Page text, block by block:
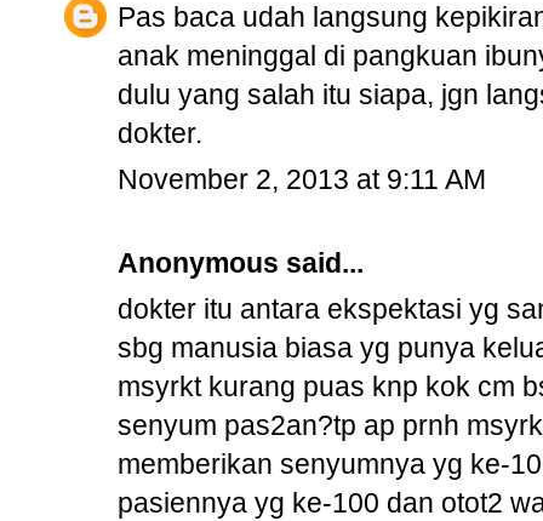
Pas baca udah langsung
anak meninggal di pangkuan
dulu yang salah itu siapa, jgn
dokter.
November 2, 2013 at 9:11 AM
Anonymous said...
dokter itu antara ekspektasi yg
sbg manusia biasa yg punya
msyrkt kurang puas knp kok cm
senyum pas2an?tp ap prnh
memberikan senyumnya yg ke-
pasiennya yg ke-100 dan otot2